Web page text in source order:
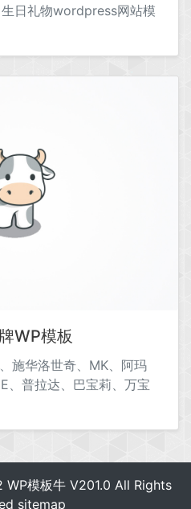
日礼物wordpress网站模
WP模板
施华洛世奇、MK、阿玛
、普拉达、巴宝莉、万宝
WP模板牛V201.0 All Rights
sitemap